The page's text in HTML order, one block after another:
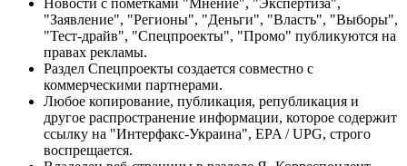
"Заявление", "Регионы", "Деньги", "Власть", "Выборы",
"Тест-драйв", "Спецпроекты", "Промо" публикуются на
правах рекламы.
Раздел Спецпроекты создается совместно с
коммерческими партнерами.
Любое копирование, публикация, републикация и
другое распространение информации, которое содержит
ссылку на "Интерфакс-Украина", EPA / UPG, строго
воспрещается.